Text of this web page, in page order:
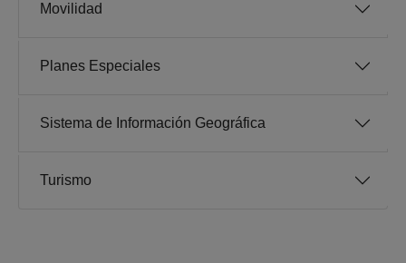
Movilidad
Planes Especiales
Sistema de Información Geográfica
Turismo